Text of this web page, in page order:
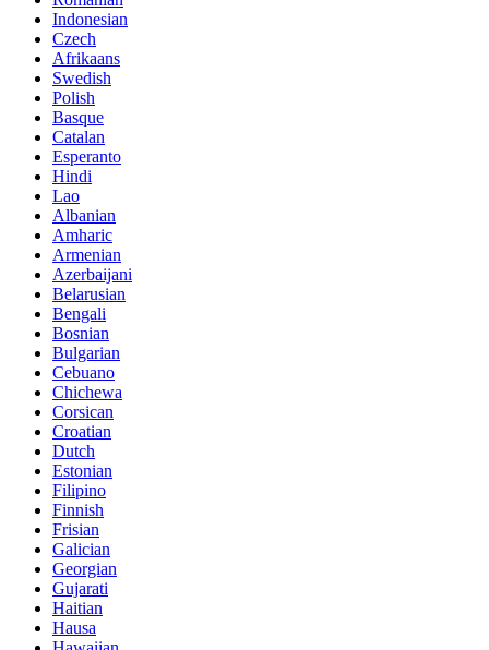
Indonesian
Czech
Afrikaans
Swedish
Polish
Basque
Catalan
Esperanto
Hindi
Lao
Albanian
Amharic
Armenian
Azerbaijani
Belarusian
Bengali
Bosnian
Bulgarian
Cebuano
Chichewa
Corsican
Croatian
Dutch
Estonian
Filipino
Finnish
Frisian
Galician
Georgian
Gujarati
Haitian
Hausa